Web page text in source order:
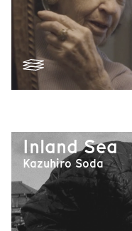
Inland Sea
Kazuhiro Soda